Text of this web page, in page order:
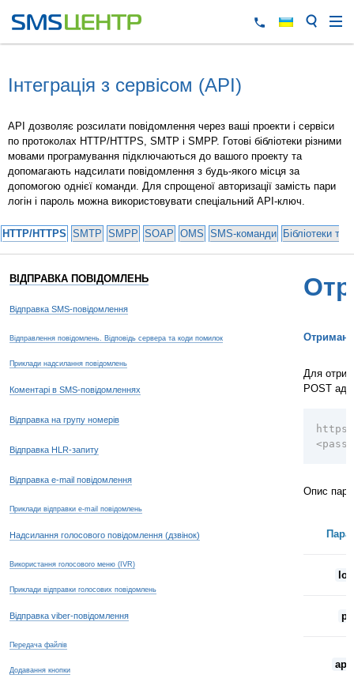
Інтеграція з сервісом (API)
API дозволяє розсилати повідомлення через ваші проекти і сервіси
по протоколах HTTP/HTTPS, SMTP і SMPP. Готові бібліотеки різними
мовами програмування підключаються до вашого проекту та
допомагають надсилати повідомлення з будь-якого місця за
допомогою однієї команди. Для спрощеної авторизації замість пари
логін і пароль можна використовувати спеціальний API-ключ.
HTTP/HTTPS SMTP SMPP SOAP OMS SMS-команди Бібліотеки та
ВІДПРАВКА ПОВІДОМЛЕНЬ
Відправка SMS-повідомлення
Відправлення повідомлень. Відповідь сервера та коди помилок
Приклади надсилання повідомлень
Коментарі в SMS-повідомленнях
Відправка на групу номерів
Відправка HLR-запиту
Відправка e-mail повідомлення
Приклади відправки e-mail повідомлень
Надсилання голосового повідомлення (дзвінок)
Використання голосового меню (IVR)
Приклади відправки голосових повідомлень
Відправка viber-повідомлення
Передача файлів
Додавання кнопки
Для
POST
Опис